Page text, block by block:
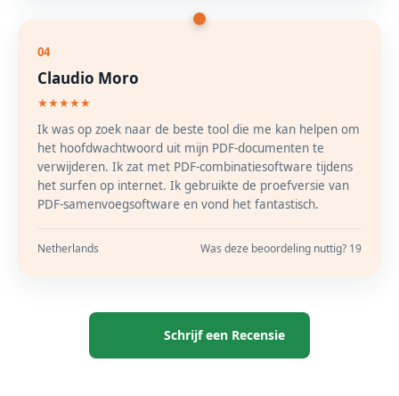
04
Claudio Moro
★★★★★
Ik was op zoek naar de beste tool die me kan helpen om
het hoofdwachtwoord uit mijn PDF-documenten te
verwijderen. Ik zat met PDF-combinatiesoftware tijdens
het surfen op internet. Ik gebruikte de proefversie van
PDF-samenvoegsoftware en vond het fantastisch.
Netherlands Was deze beoordeling nuttig? 19
Schrijf een Recensie